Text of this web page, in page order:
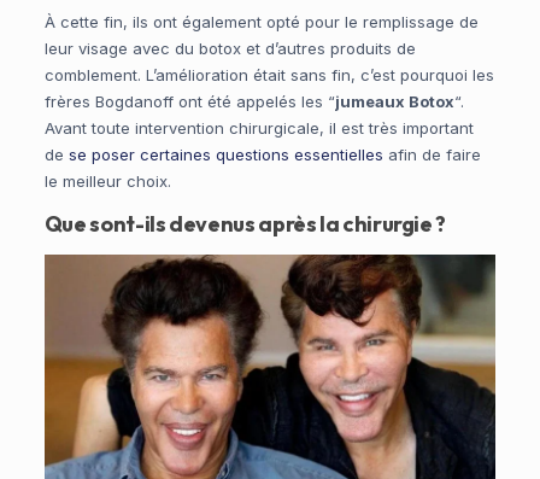
À cette fin, ils ont également opté pour le remplissage de
leur visage avec du botox et d’autres produits de
comblement. L’amélioration était sans fin, c’est pourquoi les
frères Bogdanoff ont été appelés les “jumeaux Botox“.
Avant toute intervention chirurgicale, il est très important
de se poser certaines questions essentielles afin de faire
le meilleur choix.
Que sont-ils devenus après la chirurgie ?